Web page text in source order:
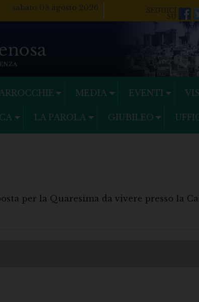
sabato 08 agosto 2026
MEDIA EVENTI
LA PAROLA GIUBILEO
per la Quaresima da vivere presso la